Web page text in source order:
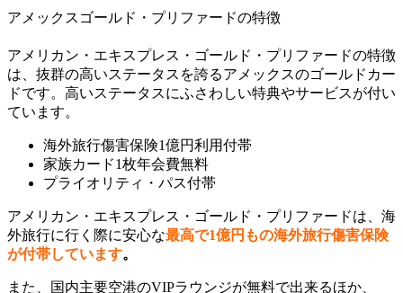
アメックスゴールド・プリファードの特徴
アメリカン・エキスプレス・ゴールド・プリファードの特徴
は、抜群の高いステータスを誇るアメックスのゴールドカー
ドです。高いステータスにふさわしい特典やサービスが付い
ています。
海外旅行傷害保険1億円利用付帯
家族カード1枚年会費無料
プライオリティ・パス付帯
アメリカン・エキスプレス・ ゴールド・プリファードは、海
外旅行に行く際に安心な最高で1億円もの海外旅行傷害保険
が付帯しています。
また、国内主要空港のVIPラウンジが無料で出来るほか、